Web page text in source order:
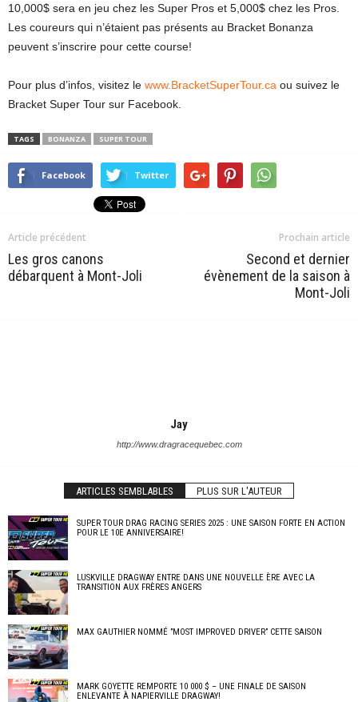
10,000$ sera en jeu chez les Super Pros et 5,000$ chez les Pros.
Les coureurs qui n’étaient pas présents au Bracket Bonanza
peuvent s’inscrire pour cette course!
Pour plus d’infos, visitez le www.BracketSuperTour.ca ou suivez le
Bracket Super Tour sur Facebook.
TAGS BONANZA SUPER TOUR
Facebook Twitter
Article précédent
Les gros canons
débarquent à Mont-Joli
Prochain article
Second et dernier
évènement de la saison à
Mont-Joli
Jay
http://www.dragracequebec.com
ARTICLES SEMBLABLES PLUS SUR L'AUTEUR
SUPER TOUR DRAG RACING SERIES 2025 : UNE SAISON FORTE EN ACTION
POUR LE 10E ANNIVERSAIRE!
LUSKVILLE DRAGWAY ENTRE DANS UNE NOUVELLE ÈRE AVEC LA
TRANSITION AUX FRÈRES ANGERS
MAX GAUTHIER NOMMÉ ”MOST IMPROVED DRIVER” CETTE SAISON
MARK GOYETTE REMPORTE 10 000 $ – UNE FINALE DE SAISON
ENLEVANTE À NAPIERVILLE DRAGWAY!